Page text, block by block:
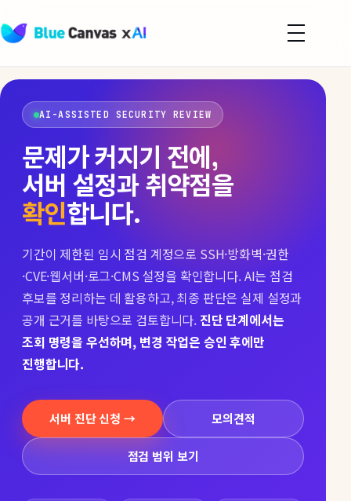
BLUECANVAS
메
뉴
AI-ASSISTED SECURITY REVIEW
문제가 커지기 전에,
서버 설정과 취약점을
확인합니다.
기간이 제한된 임시 점검 계정으로 SSH·방화벽·권한
·CVE·웹서버·로그·CMS 설정을 확인합니다. AI는 점검
후보를 정리하는 데 활용하고, 최종 판단은 실제 설정과
공개 근거를 바탕으로 검토합니다. 진단 단계에서는
조회 명령을 우선하며, 변경 작업은 승인 후에만
진행합니다.
서버 진단 신청 → 모의견적
점검 범위 보기